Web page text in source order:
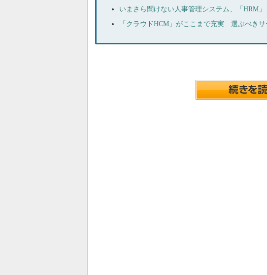
いまさら聞けない人事管理システム、「HRM
「クラウドHCM」がここまで充実 選ぶべきサ